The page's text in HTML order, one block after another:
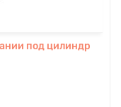
под цилиндр